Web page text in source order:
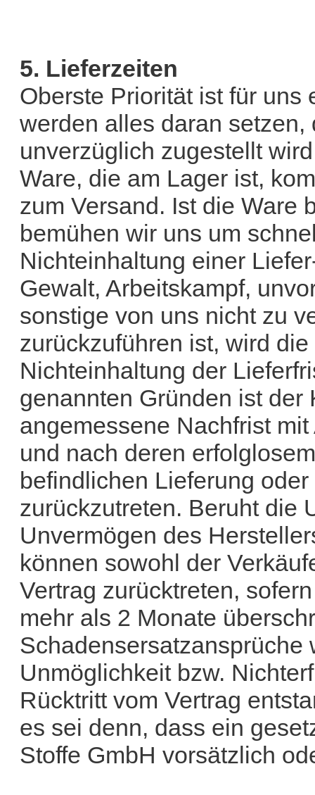
5. Lieferzeiten
Oberste Priorität ist für uns
werden alles daran
unverzüglich zugestellt
Ware, die am Lager ist,
zum Versand. Ist die Ware
bemühen wir uns um
Nichteinhaltung einer
Gewalt, Arbeitskampf,
sonstige von uns nicht zu
zurückzuführen ist, wird
Nichteinhaltung der
genannten Gründen ist
angemessene Nachfrist
und nach deren
befindlichen Lieferung
zurückzutreten. Beruht die
Unvermögen des
können sowohl der
Vertrag zurücktreten,
mehr als 2 Monate
Schadensersatzansprüche
Unmöglichkeit bzw.
Rücktritt vom Vertrag
es sei denn, dass ein
Stoffe GmbH vorsätzlich